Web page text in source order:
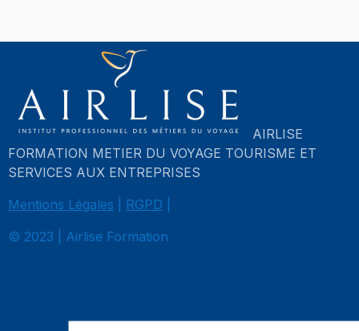
AIRLISE
FORMATION METIER DU VOYAGE TOURISME ET
SERVICES AUX ENTREPRISES
Mentions Légales
RGPD
© 2023 | Airlise Formation